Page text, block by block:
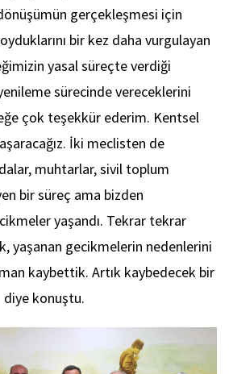
gerçekleşmesi için
bir kez daha vurgulayan
yasal süreçte verdiği
sürecinde vereceklerini
çok teşekkür ederim. Kentsel
İki meclisten de
muhtarlar, sivil toplum
bir süreç ama bizden
yaşandı. Tekrar tekrar
yaşanan gecikmelerin nedenlerini
kaybettik. Artık kaybedecek bir
diye konuştu.